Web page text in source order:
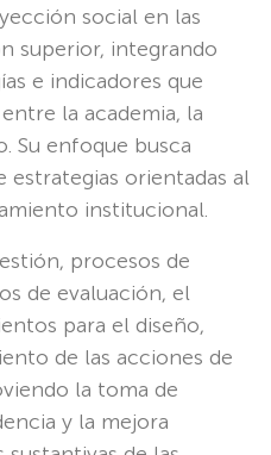
social en las
superior, integrando
e indicadores que
la academia, la
Su enfoque busca
orientadas al
institucional.
procesos de
de evaluación, el
para el diseño,
de las acciones de
la toma de
y la mejora